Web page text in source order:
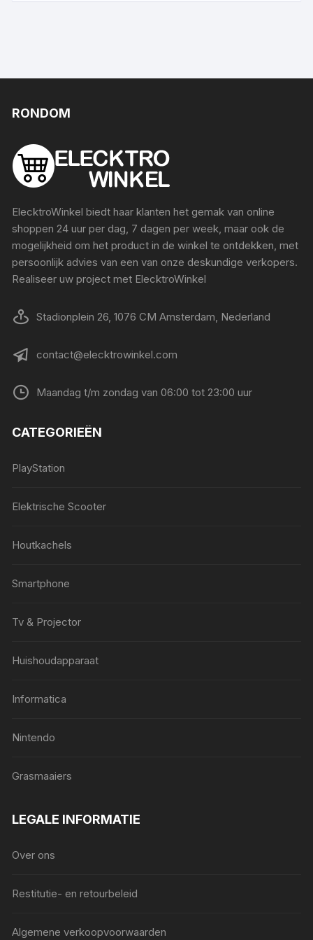
RONDOM
ElecktroWinkel biedt haar klanten het gemak van online
shoppen 24 uur per dag, 7 dagen per week, maar ook de
mogelijkheid om het product in de winkel te ontdekken, met
persoonlijk advies van een van onze deskundige verkopers.
Realiseer uw project met ElecktroWinkel
Stadionplein 26, 1076 CM Amsterdam, Nederland
contact@elecktrowinkel.com
Maandag t/m zondag van 06:00 tot 23:00 uur
CATEGORIEËN
PlayStation
Elektrische Scooter
Houtkachels
Smartphone
Tv & Projector
Huishoudapparaat
Informatica
Nintendo
Grasmaaiers
LEGALE INFORMATIE
Over ons
Restitutie- en retourbeleid
Algemene verkoopvoorwaarden